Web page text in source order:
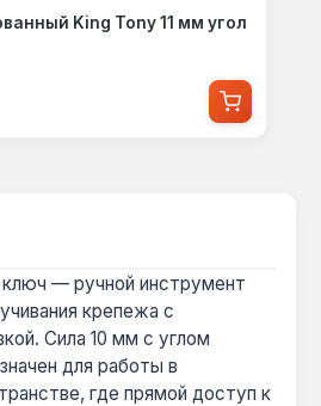
King Tony 11 мм угол
— ручной инструмент
крепежа с
Сила 10 мм с углом
для работы в
где прямой доступ к